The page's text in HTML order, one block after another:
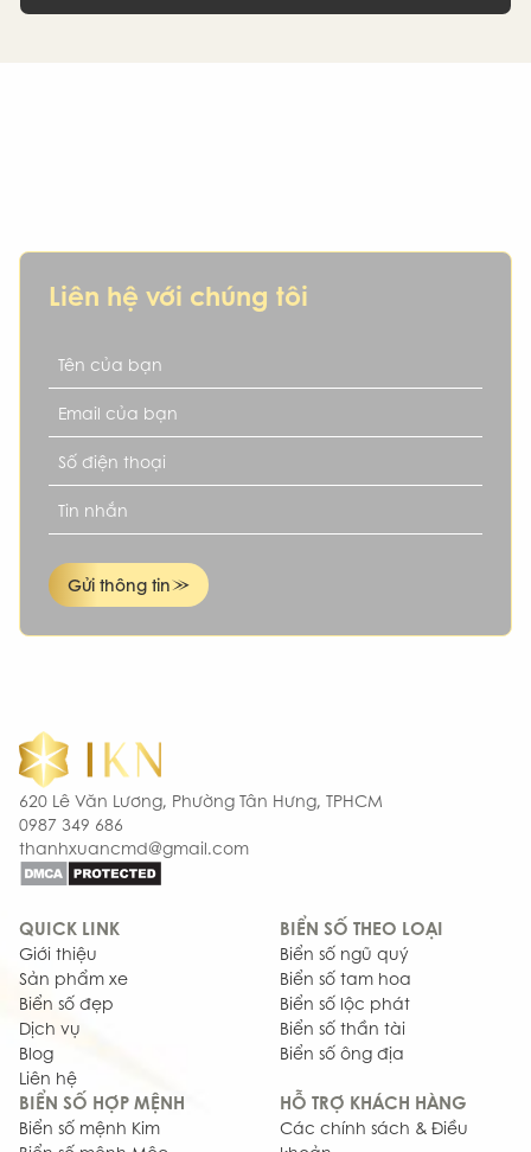
Liên hệ với chúng tôi
Gửi thông tin
620 Lê Văn Lương, Phường Tân Hưng, TPHCM
0987 349 686
thanhxuancmd@gmail.com
QUICK LINK
Giới thiệu
Sản phẩm xe
Biển số đẹp
Dịch vụ
Blog
Liên hệ
BIỂN SỐ THEO LOẠI
Biển số ngũ quý
Biển số tam hoa
Biển số lộc phát
Biển số thần tài
Biển số ông địa
BIỂN SỐ HỢP MỆNH
Biển số mệnh Kim
HỖ TRỢ KHÁCH HÀNG
Các chính sách & Điều